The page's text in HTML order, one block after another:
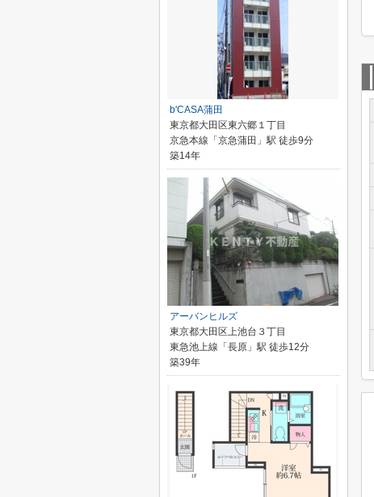
b'CASA蒲田
東京都大田区東六郷１丁目
京急本線「京急蒲田」駅 徒歩9分
築14年
アーバンヒルズ
東京都大田区上池台３丁目
東急池上線「長原」駅 徒歩12分
築39年